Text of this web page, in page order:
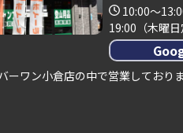
10:00～
19:00（木曜日
ワン小倉店の中で営業しておりま